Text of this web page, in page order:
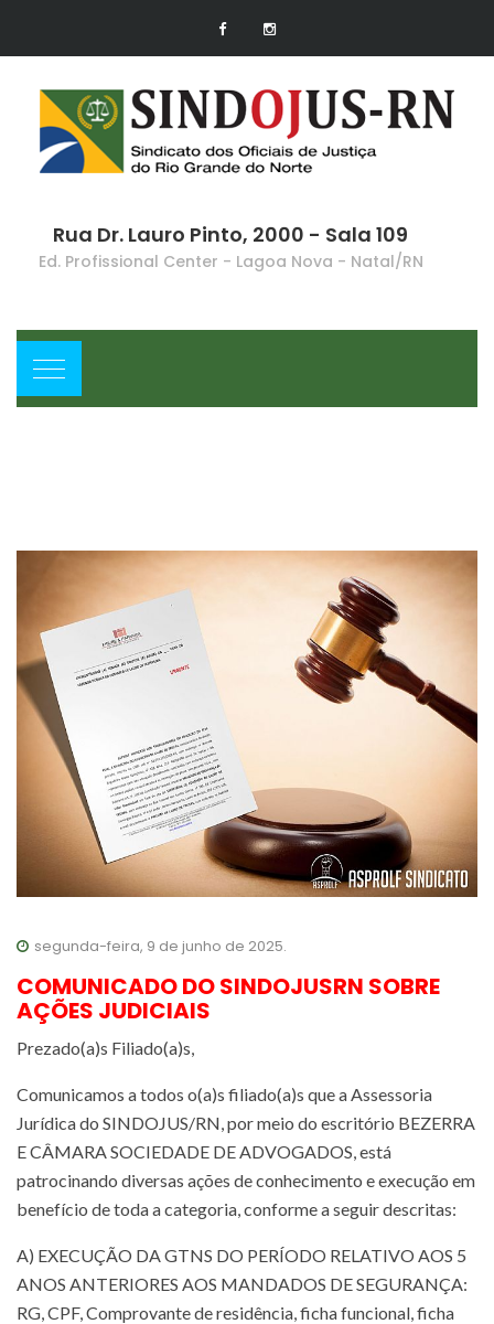
Rua Dr. Lauro Pinto, 2000 - Sala 109
Ed. Profissional Center - Lagoa Nova - Natal/RN
segunda-feira, 9 de junho de 2025.
COMUNICADO DO SINDOJUSRN SOBRE
AÇÕES JUDICIAIS
Prezado(a)s Filiado(a)s,
Comunicamos a todos o(a)s filiado(a)s que a Assessoria
Jurídica do SINDOJUS/RN, por meio do escritório BEZERRA
E CÂMARA SOCIEDADE DE ADVOGADOS, está
patrocinando diversas ações de conhecimento e execução em
benefício de toda a categoria, conforme a seguir descritas:
A) EXECUÇÃO DA GTNS DO PERÍODO RELATIVO AOS 5
ANOS ANTERIORES AOS MANDADOS DE SEGURANÇA:
RG, CPF, Comprovante de residência, ficha funcional, ficha